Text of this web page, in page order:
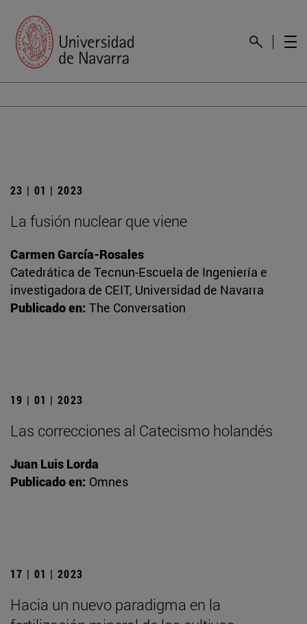
23 | 01 | 2023
La fusión nuclear que viene
Carmen García-Rosales
Catedrática de Tecnun-Escuela de Ingeniería e
investigadora de CEIT, Universidad de Navarra
Publicado en: The Conversation
19 | 01 | 2023
Las correcciones al Catecismo holandés
Juan Luis Lorda
Publicado en: Omnes
17 | 01 | 2023
Hacia un nuevo paradigma en la